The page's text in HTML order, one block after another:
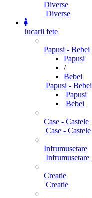
Diverse
Diverse
Jucarii fete
Papusi - Bebei
Papusi
/
Bebei
Papusi - Bebei
Papusi
Bebei
Case - Castele
Case - Castele
Infrumusetare
Infrumusetare
Creatie
Creatie